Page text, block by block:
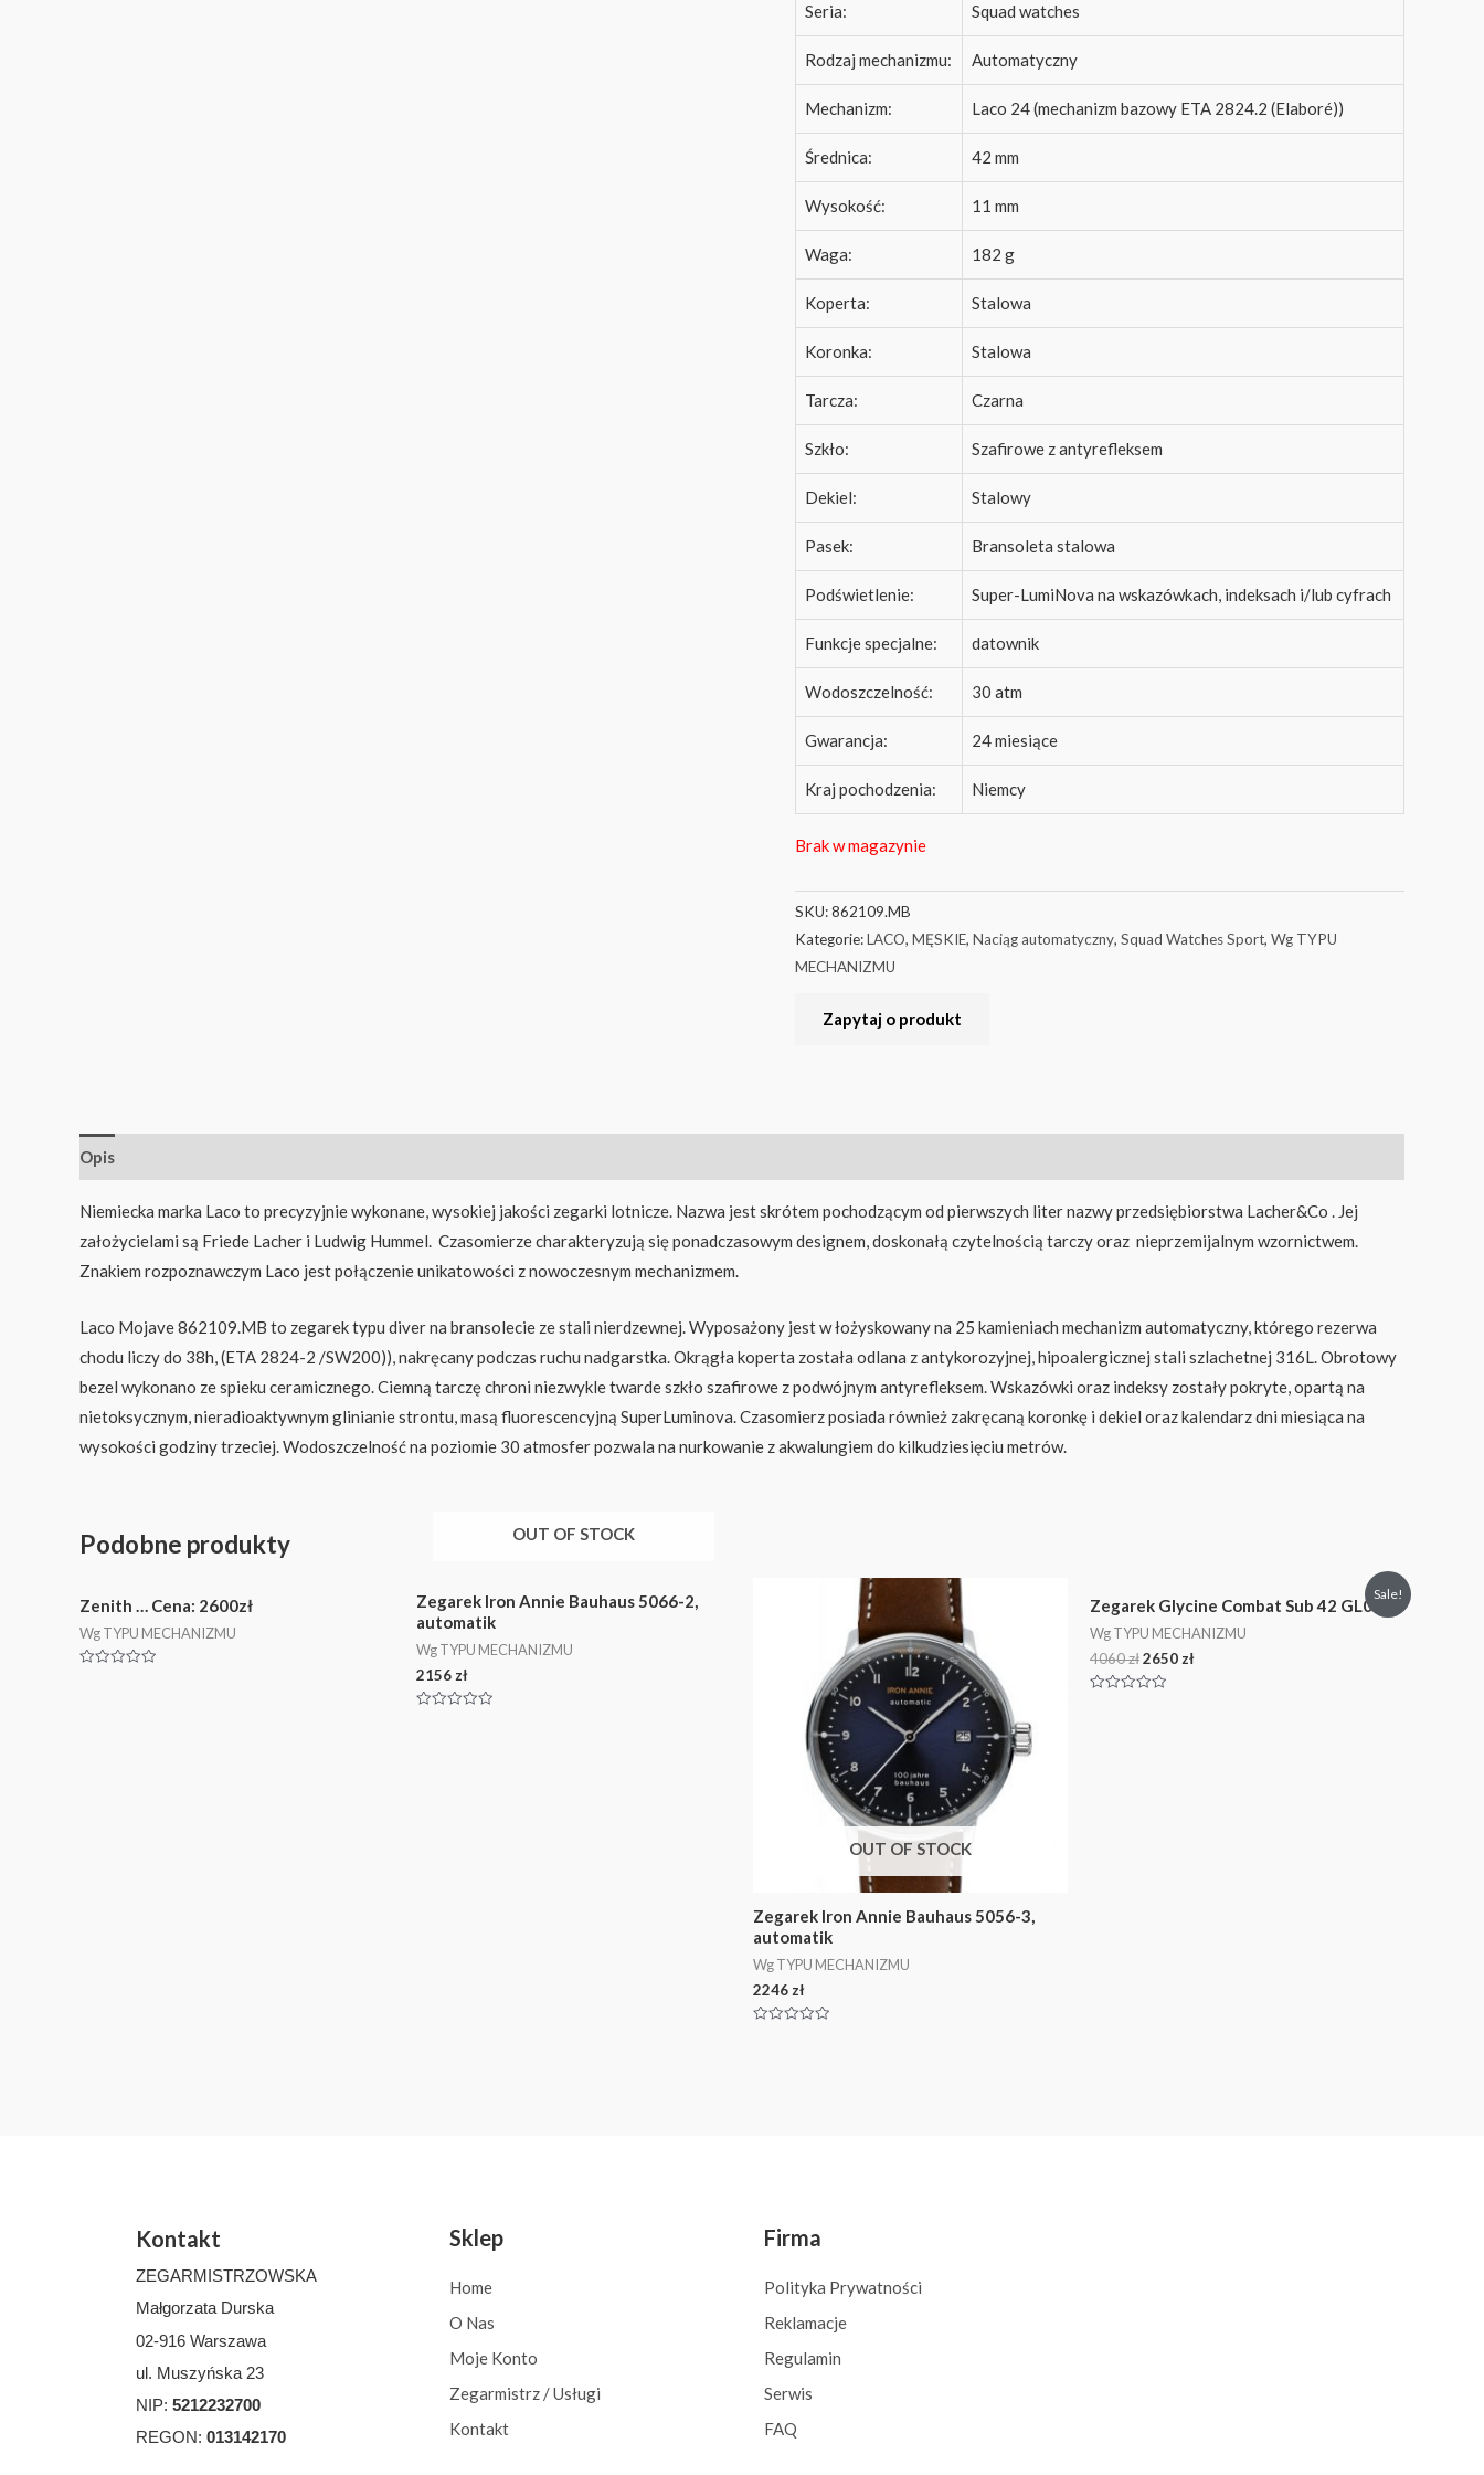
Seria: Squad watches
Rodzaj mechanizmu: Automatyczny
Mechanizm: Laco 24 (mechanizm bazowy ETA 2824.2 (Elaboré))
Średnica: 42 mm
Wysokość: 11 mm
Waga: 182 g
Koperta: Stalowa
Koronka: Stalowa
Tarcza: Czarna
Szkło: Szafirowe z antyrefleksem
Dekiel: Stalowy
Pasek: Bransoleta stalowa
Podświetlenie: Super-LumiNova na wskazówkach, indeksach i/lub cyfrach
Funkcje specjalne: datownik
Wodoszczelność: 30 atm
Gwarancja: 24 miesiące
Kraj pochodzenia: Niemcy
Brak w magazynie
SKU:862109.MB
Kategorie:LACO, MĘSKIE, Naciąg automatyczny, Squad Watches Sport, Wg TYPU
MECHANIZMU
Opis
Niemiecka marka Laco to precyzyjnie wykonane, wysokiej jakości zegarki lotnicze. Nazwa jest skrótem pochodzącym od pierwszych liter nazwy przedsiębiorstwa Lacher&Co . Jej
założycielami są Friede Lacher i Ludwig Hummel. Czasomierze charakteryzują się ponadczasowym designem, doskonałą czytelnością tarczy oraz nieprzemijalnym wzornictwem.
Znakiem rozpoznawczym Laco jest połączenie unikatowości z nowoczesnym mechanizmem.
Laco Mojave 862109.MB to zegarek typu diver na bransolecie ze stali nierdzewnej. Wyposażony jest w łożyskowany na 25 kamieniach mechanizm automatyczny, którego rezerwa
chodu liczy do 38h, (ETA 2824-2 /SW200)), nakręcany podczas ruchu nadgarstka. Okrągła koperta została odlana z antykorozyjnej, hipoalergicznej stali szlachetnej 316L. Obrotowy
bezel wykonano ze spieku ceramicznego. Ciemną tarczę chroni niezwykle twarde szkło szafirowe z podwójnym antyrefleksem. Wskazówki oraz indeksy zostały pokryte, opartą na
nietoksycznym, nieradioaktywnym glinianie strontu, masą fluorescencyjną SuperLuminova. Czasomierz posiada również zakręcaną koronkę i dekiel oraz kalendarz dni miesiąca na
wysokości godziny trzeciej. Wodoszczelność na poziomie 30 atmosfer pozwala na nurkowanie z akwalungiem do kilkudziesięciu metrów.
Podobne produkty
Zenith … Cena: 2600zł
Wg TYPU MECHANIZMU
OUT OF STOCK
Zegarek Iron Annie Bauhaus 5066-2,
automatik
Wg TYPU MECHANIZMU
2156 zł
OUT OF STOCK
Zegarek Iron Annie Bauhaus 5056-3,
automatik
Wg TYPU MECHANIZMU
2246 zł
Sale!
Zegarek Glycine Combat Sub 42 GL0093
Wg TYPU MECHANIZMU
4060zł2650 zł
Kontakt
ZEGARMISTRZOWSKA
Małgorzata Durska
02-916 Warszawa
ul. Muszyńska 23
NIP: 5212232700
REGON: 013142170
Sklep
Home
O Nas
Moje Konto
Zegarmistrz / Usługi
Kontakt
Firma
Polityka Prywatności
Reklamacje
Regulamin
Serwis
FAQ